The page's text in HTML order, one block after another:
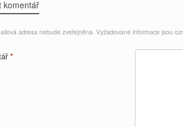
komentář
adresa nebude zveřejněna. Vyžadované informace jsou
*